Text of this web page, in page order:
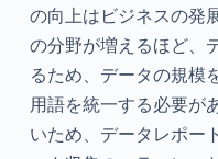
の向上はビジネスの発
の分野が増えるほど、
るため、データの規模
用語を統一する必要が
いため、データレポー